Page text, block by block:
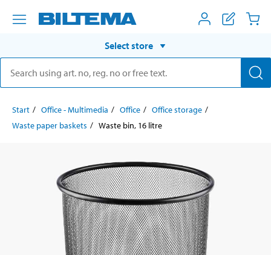
Select store
Start Office - Multimedia Office
Office storage
Waste paper baskets
Waste bin, 16 litre